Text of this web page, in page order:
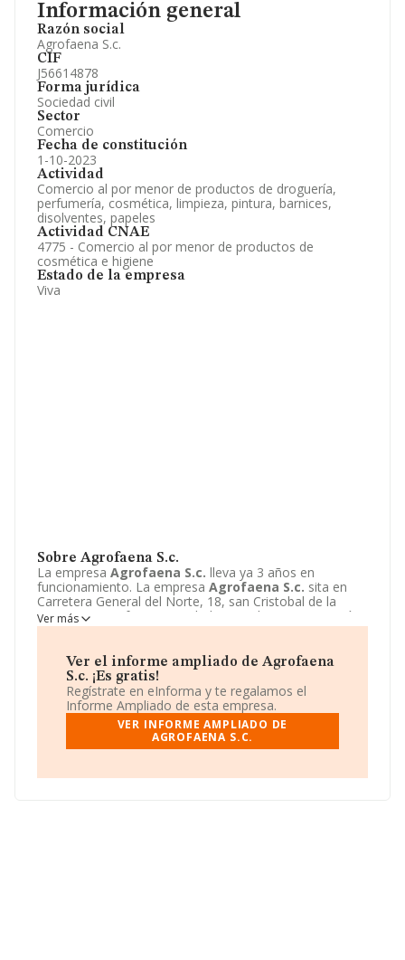
Información general
Razón social
Agrofaena S.c.
CIF
J56614878
Forma jurídica
Sociedad civil
Sector
Comercio
Fecha de constitución
1-10-2023
Actividad
Comercio al por menor de productos de droguería,
perfumería, cosmética, limpieza, pintura, barnices,
disolventes, papeles
Actividad CNAE
4775 - Comercio al por menor de productos de
cosmética e higiene
Estado de la empresa
Viva
Sobre Agrofaena S.c.
La empresa Agrofaena S.c. lleva ya 3 años en
funcionamiento. La empresa Agrofaena S.c. sita en
Carretera General del Norte, 18, san Cristobal de la
Laguna, Tenerife. La actividad CNAE de esta compañía
es 4775 - Comercio al por menor de productos de
registra como Sociedad civil.
Ver más
Ver el informe ampliado de Agrofaena
S.c. ¡Es gratis!
Regístrate en eInforma y te regalamos el
Informe Ampliado de esta empresa.
VER INFORME AMPLIADO DE
AGROFAENA S.C.